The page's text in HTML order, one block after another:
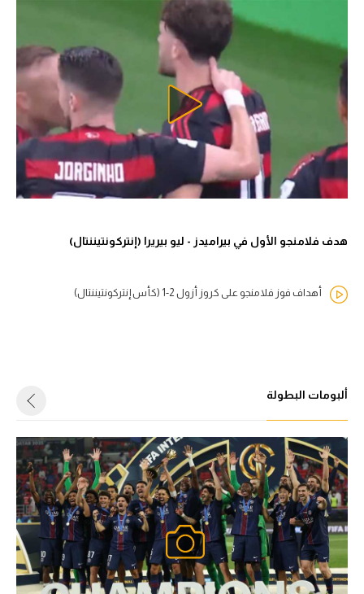
هدف فلامنجو الأول في بيراميدز - ليو بيريرا (إنتركونتيننتال)
أهداف فوز فلامنجو على كروز أزول 2-1 (كأس إنتركونتيننتال)
ألبومات البطولة